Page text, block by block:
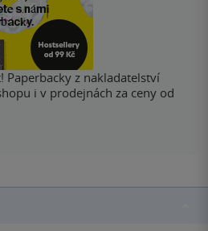
Paperbacky z nakladatelství
i v prodejnách za ceny od